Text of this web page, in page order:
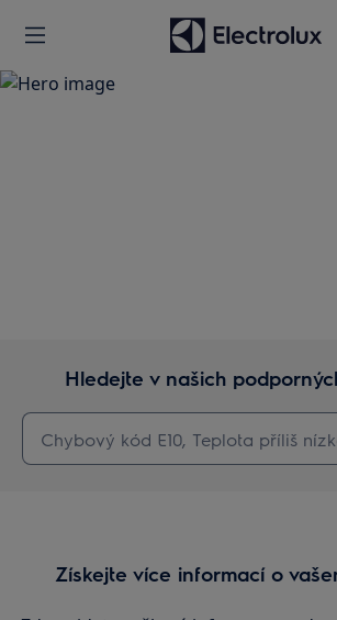
Hledejte v našich
Získejte více informací o